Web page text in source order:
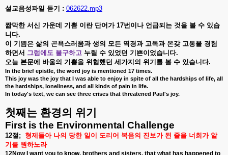
설교음성파일 듣기 : 062622.mp3
짧막한 서신 가운데 기쁨 이란 단어가 17번이나 언급되는 것을 볼 수 있습
니다.
이
기쁨은 삶의 곤욕스러움과 생의 모든 역경과 고독과 온갖 고통을 경험
하면서 그럼에도 불구하고 누릴 수 있었던 기쁜이었습니다.
오늘 본문에 바울의 기쁨을 위협했던 세가지의 위기를 볼 수 있습니다.
In the brief epistle, the word joy is mentioned 17 times.
This joy was the joy that I was able to enjoy in spite of all the hardships of life, all
the hardships, loneliness, and all kinds of pain in life.
In today's text, we can see three crises that threatened Paul's joy.
첫째는 환경의 위기
First is the Environmental Challenge
12절; 형제들아 나의 당한 일이 도리어 복음의 진보가 된 줄을 너희가 알
기를 원하노라
12Now I want you to know, brothers and sisters, that what has happened to